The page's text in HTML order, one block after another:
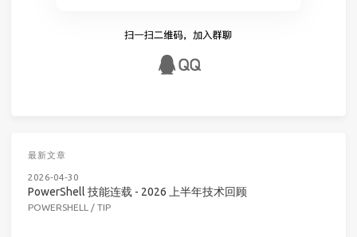
最新文章
2026-04-30
PowerShell 技能连载 - 2026 上半年技术回顾
POWERSHELL / TIP